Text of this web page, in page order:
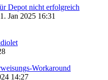
Depot nicht erfolgreich
Jan 2025 16:31
Workaround
14:27